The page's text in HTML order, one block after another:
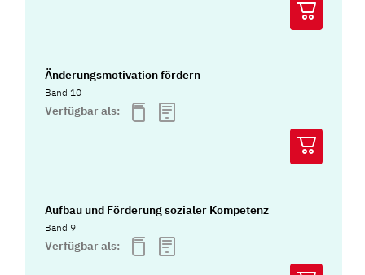
Änderungsmotivation fördern
Band 10
Verfügbar als:
Aufbau und Förderung sozialer Kompetenz
Band 9
Verfügbar als: